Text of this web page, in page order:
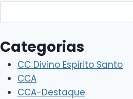
Categorias
CC Divino Espírito Santo
CCA
CCA-Destaque